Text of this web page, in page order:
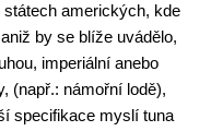
amerických, kde
by se blíže uvádělo,
imperiální anebo
(např.: námořní lodě),
specifikace myslí tuna